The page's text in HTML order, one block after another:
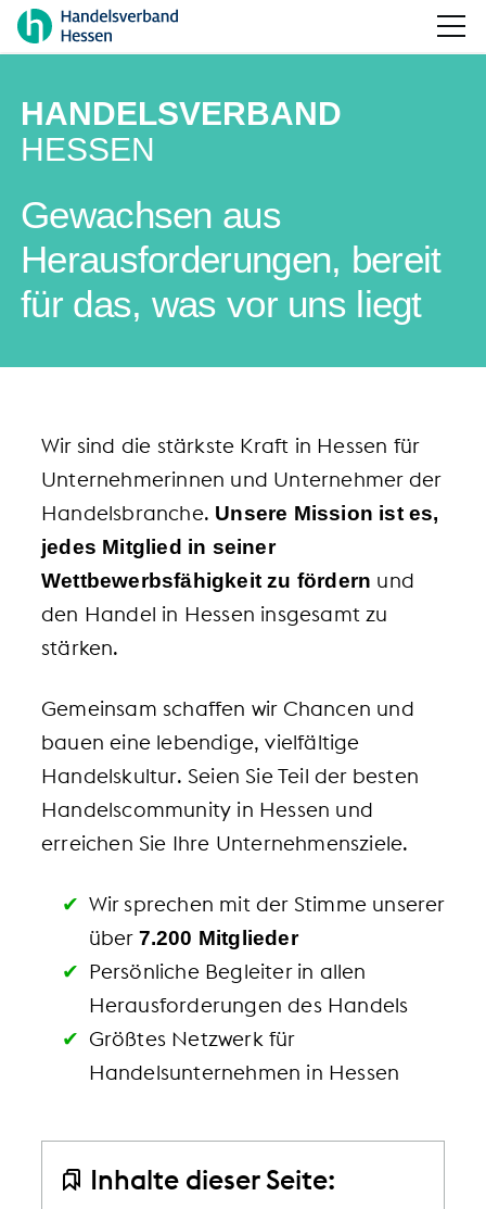
HANDELSVERBAND
HESSEN
Gewachsen aus
Herausforderungen, bereit
für das, was vor uns liegt
Wir sind die stärkste Kraft in Hessen für
Unternehmerinnen und Unternehmer der
Handelsbranche. Unsere Mission ist es,
jedes Mitglied in seiner
Wettbewerbsfähigkeit zu fördern und
den Handel in Hessen insgesamt zu
stärken.
Gemeinsam schaffen wir Chancen und
bauen eine lebendige, vielfältige
Handelskultur. Seien Sie Teil der besten
Handelscommunity in Hessen und
erreichen Sie Ihre Unternehmensziele.
Wir sprechen mit der Stimme unserer
über 7.200 Mitglieder
Persönliche Begleiter in allen
Herausforderungen des Handels
Größtes Netzwerk für
Handelsunternehmen in Hessen
Inhalte dieser Seite: